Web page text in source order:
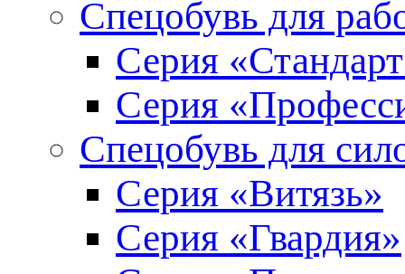
Спецобувь для
Серия
Серия
Спецобувь для
Серия «Витязь»
Серия «Гвардия»